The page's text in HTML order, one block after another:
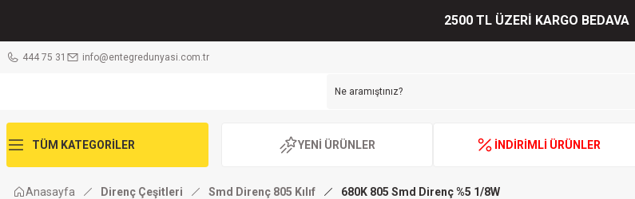
2500 TL ÜZERİ KARGO BEDAVA
444 75 31 info@entegredunyasi.com.tr
TÜM KATEGORİLER YENİ ÜRÜNLER İNDİRİMLİ ÜRÜNLER
Anasayfa Direnç Çeşitleri Smd Direnç 805 Kılıf 680K 805 Smd Direnç %5 1/8W